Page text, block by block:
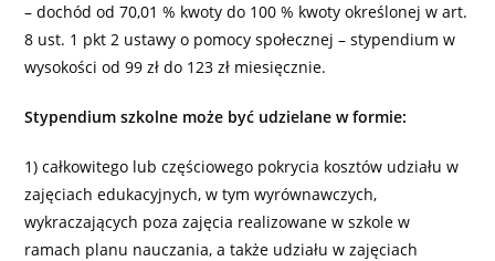
– dochód od 70,01 % kwoty do 100 % kwoty określonej w art.
8 ust. 1 pkt 2 ustawy o pomocy społecznej – stypendium w
wysokości od 99 zł do 123 zł miesięcznie.
Stypendium szkolne może być udzielane w formie:
1) całkowitego lub częściowego pokrycia kosztów udziału w
zajęciach edukacyjnych, w tym wyrównawczych,
wykraczających poza zajęcia realizowane w szkole w
ramach planu nauczania, a także udziału w zajęciach